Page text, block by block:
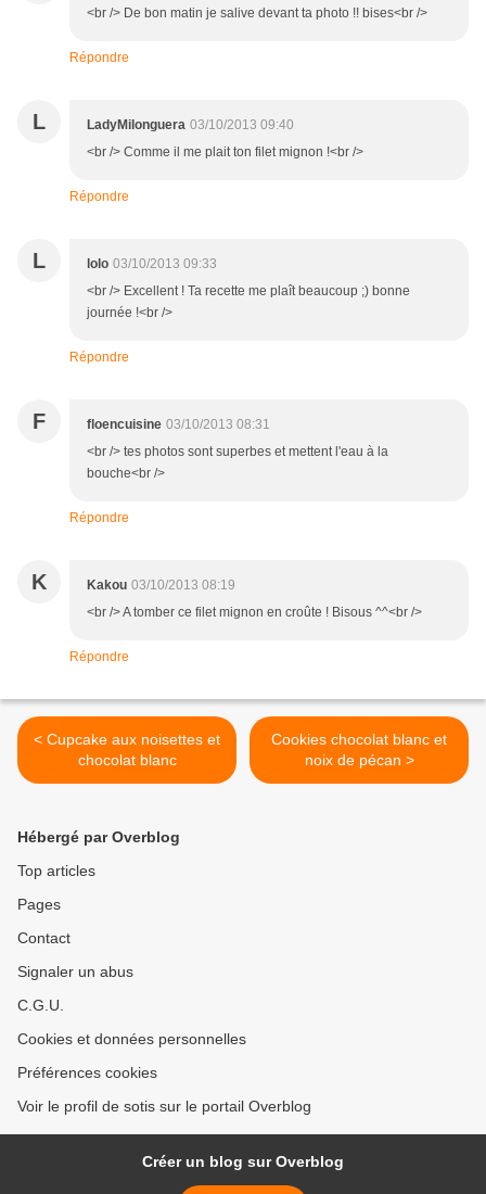
<br /> De bon matin je salive devant ta photo !! bises<br />
Répondre
L LadyMilonguera 03/10/2013 09:40
<br /> Comme il me plait ton filet mignon !<br />
Répondre
L lolo 03/10/2013 09:33
<br /> Excellent ! Ta recette me plaît beaucoup ;) bonne
journée !<br />
Répondre
F floencuisine 03/10/2013 08:31
<br /> tes photos sont superbes et mettent l'eau à la
bouche<br />
Répondre
K Kakou 03/10/2013 08:19
<br /> A tomber ce filet mignon en croûte ! Bisous ^^<br />
Répondre
< Cupcake aux noisettes et
chocolat blanc
Cookies chocolat blanc et
noix de pécan >
Hébergé par Overblog
Top articles
Pages
Contact
Signaler un abus
C.G.U.
Cookies et données personnelles
Préférences cookies
Voir le profil de sotis sur le portail Overblog
Créer un blog sur Overblog